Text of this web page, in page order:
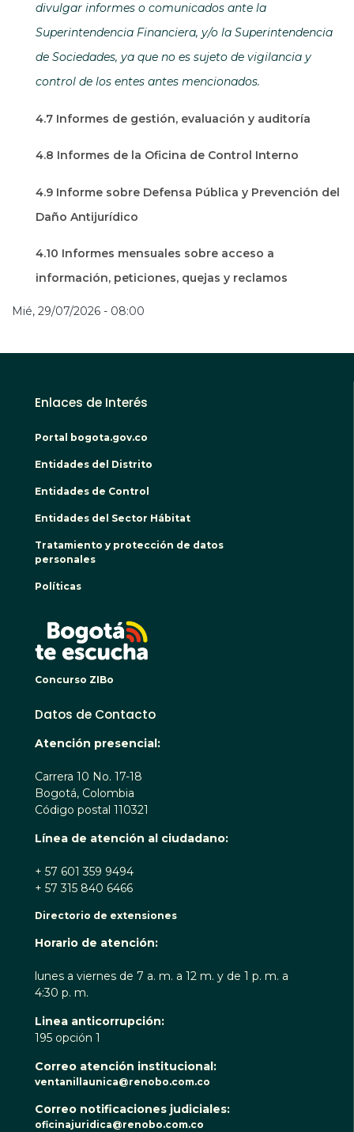
divulgar informes o comunicados ante la
Superintendencia Financiera, y/o la Superintendencia
de Sociedades, ya que no es sujeto de vigilancia y
control de los entes antes mencionados.
4.7 Informes de gestión, evaluación y auditoría
4.8 Informes de la Oficina de Control Interno
4.9 Informe sobre Defensa Pública y Prevención del
Daño Antijurídico
4.10 Informes mensuales sobre acceso a
información, peticiones, quejas y reclamos
Mié, 29/07/2026 - 08:00
Enlaces de Interés
Portal bogota.gov.co
Entidades del Distrito
Entidades de Control
Entidades del Sector Hábitat
Tratamiento y protección de datos
personales
Políticas
Concurso ZIBo
Datos de Contacto
Atención presencial:
Carrera 10 No. 17-18
Bogotá, Colombia
Código postal 110321
Línea de atención al ciudadano:
+ 57 601 359 9494
+ 57 315 840 6466
Directorio de extensiones
Horario de atención:
lunes a viernes de 7 a. m. a 12 m. y de 1 p. m. a
4:30 p. m.
Linea anticorrupción:
195 opción 1
Correo atención institucional:
ventanillaunica@renobo.com.co
Correo notificaciones judiciales:
oficinajuridica@renobo.com.co